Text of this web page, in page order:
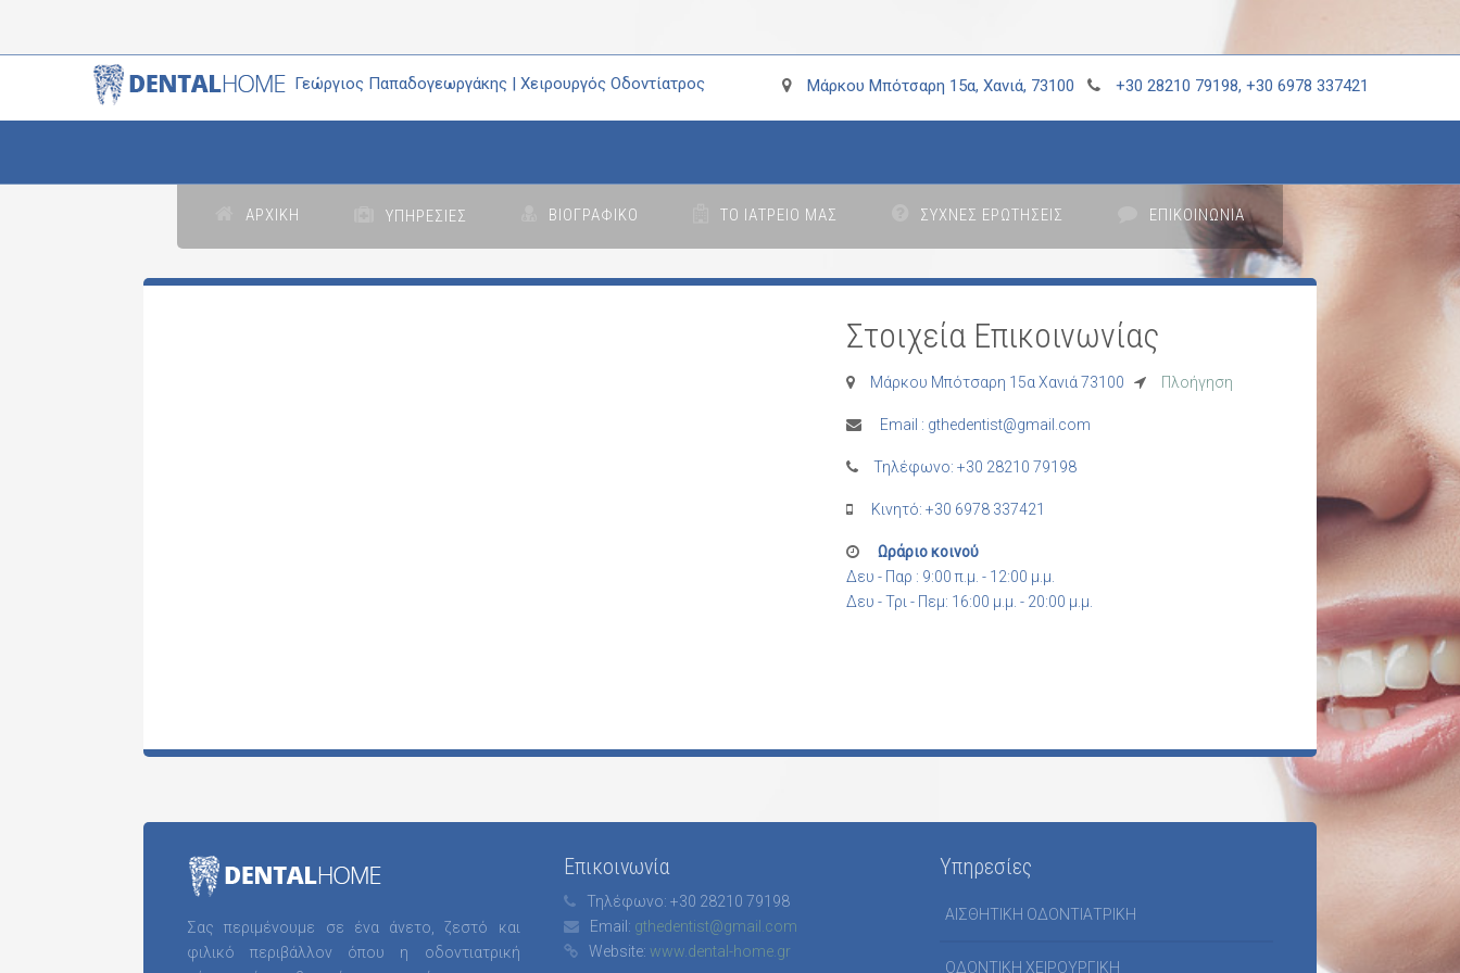
Γεώργιος Παπαδογεωργάκης | Χειρουργός Οδοντίατρος Μάρκου Μπότσαρη 15α, Χανιά, 73100 +30 28210 79198, +30 6978 337421
ΑΡΧΙΚΗ ΥΠΗΡΕΣΙΕΣ ΒΙΟΓΡΑΦΙΚΟ ΤΟ ΙΑΤΡΕΙΟ ΜΑΣ ΣΥΧΝΕΣ ΕΡΩΤΗΣΕΙΣ ΕΠΙΚΟΙΝΩΝΙΑ
Στοιχεία Επικοινωνίας
Μάρκου Μπότσαρη 15α Χανιά 73100 Πλοήγηση
Email : gthedentist@gmail.com
Τηλέφωνο: +30 28210 79198
Κινητό: +30 6978 337421
Ωράριο κοινού
Δευ - Παρ : 9:00 π.μ. - 12:00 μ.μ.
Δευ - Τρι - Πεμ: 16:00 μ.μ. - 20:00 μ.μ.
Σας περιμένουμε σε ένα άνετο, ζεστό και
φιλικό περιβάλλον όπου η οδοντιατρική
Επικοινωνία
Τηλέφωνο: +30 28210 79198
Email: gthedentist@gmail.com
Website: www.dental-home.gr
Υπηρεσίες
ΑΙΣΘΗΤΙΚΗ ΟΔΟΝΤΙΑΤΡΙΚΗ
ΟΔΟΝΤΙΚΗ ΧΕΙΡΟΥΡΓΙΚΗ